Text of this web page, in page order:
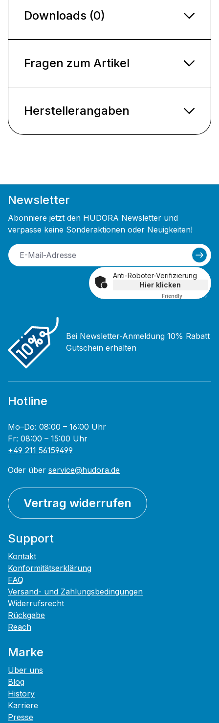
Downloads (0)
Fragen zum Artikel
Herstellerangaben
Newsletter
Abonniere jetzt den HUDORA Newsletter und
verpasse keine Sonderaktionen oder Neuigkeiten!
Anti-Roboter-Verifizierung
Hier klicken
Friendly Captcha ⇗
Bei Newsletter-Anmeldung 10% Rabatt
Gutschein erhalten
Hotline
Mo–Do: 08:00 – 16:00 Uhr
Fr: 08:00 – 15:00 Uhr
+49 211 56159499
Oder über service@hudora.de
Vertrag widerrufen
Support
Kontakt
Konformitätserklärung
FAQ
Versand- und Zahlungsbedingungen
Widerrufsrecht
Rückgabe
Reach
Marke
Über uns
Blog
History
Karriere
Presse